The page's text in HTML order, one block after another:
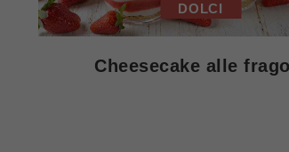
DOLCI
Cheesecake alle